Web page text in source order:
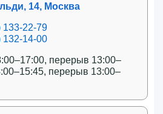
14, Москва
133-22-79
132-14-00
перерыв 13:00–
перерыв 13:00–